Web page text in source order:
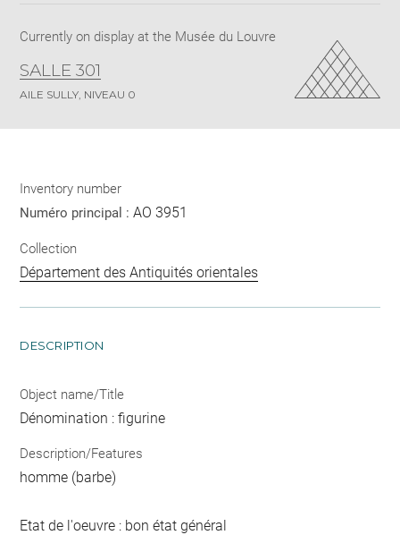
Currently on display at the Musée du Louvre
SALLE 301
AILE SULLY, NIVEAU 0
Inventory number
Numéro principal :AO 3951
Collection
Département des Antiquités orientales
DESCRIPTION
Object name/Title
Dénomination : figurine
Description/Features
homme (barbe)
Etat de l'oeuvre : bon état général